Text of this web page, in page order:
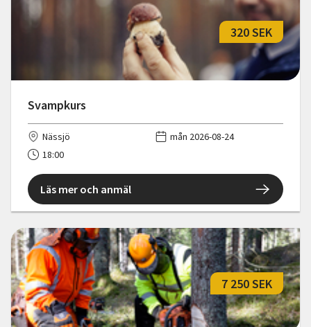
Svampkurs
320 SEK
Nässjö
mån 2026-08-24
18:00
Läs mer och anmäl
7 250 SEK